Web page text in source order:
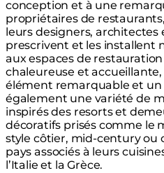
conception et à une
propriétaires de
leurs designers, architectes
prescrivent et les installent
aux espaces de
chaleureuse et
élément remarquable et un
également une variété de
inspirés des resorts et
décoratifs prisés comme le
style côtier, mid-century ou
pays associés à leurs
l’Italie et la Grèce.